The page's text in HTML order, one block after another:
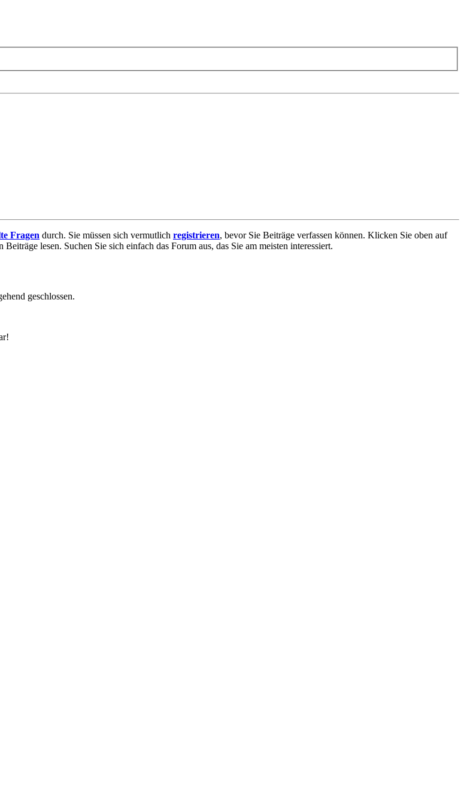
Fragen durch. Sie müssen sich vermutlich registrieren, bevor Sie Beiträge verfassen können. Klicken Sie oben auf
lesen. Suchen Sie sich einfach das Forum aus, das Sie am meisten interessiert.
geschlossen.